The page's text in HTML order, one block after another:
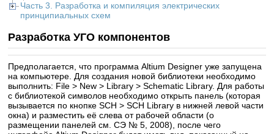
Часть 3. Разработка и компиляция электрических
принципиальных схем
Разработка УГО компонентов
Предполагается, что программа Altium Designer уже запущена
на компьютере. Для создания новой библиотеки необходимо
выполнить: File > New > Library > Schematic Library. Для работы
с библиотекой символов необходимо открыть панель (которая
вызывается по кнопке SCH > SCH Library в нижней левой части
окна) и разместить её слева от рабочей области (о
размещении панелей см. СЭ № 5, 2008), после чего